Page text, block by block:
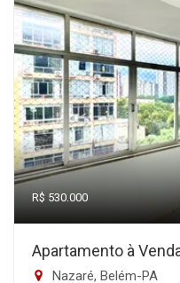
R$ 530.000
Apartamento à
Nazaré, Belém-PA